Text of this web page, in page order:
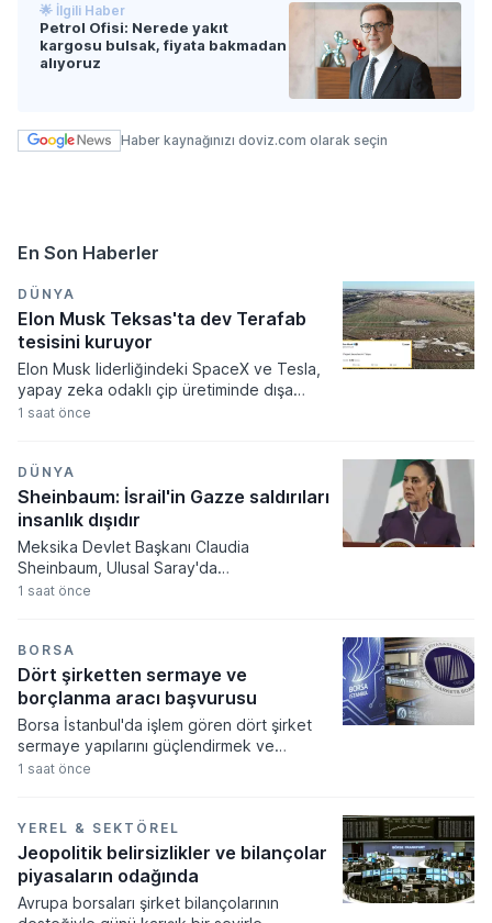
🌟 İlgili Haber
Petrol Ofisi: Nerede yakıt
kargosu bulsak, fiyata bakmadan
alıyoruz
Haber kaynağınızı doviz.com olarak seçin
En Son Haberler
DÜNYA
Elon Musk Teksas'ta dev Terafab
tesisini kuruyor
Elon Musk liderliğindeki SpaceX ve Tesla,
yapay zeka odaklı çip üretiminde dışa
bağımlılığı azaltmak amacıyla Teksas
iletken kompleksine ilk etapta 16,8 milyar
dolar tutarında devasa bir sermaye aktarımı
gerçekleştirilecek.
1 saat önce
DÜNYA
Sheinbaum: İsrail'in Gazze saldırıları
insanlık dışıdır
Meksika Devlet Başkanı Claudia
Sheinbaum, Ulusal Saray'da
gerçekleştirdiği basın toplantısında Gazze
nitelendirerek uluslararası toplumu
müdahale etmeye çağırdı. Meksika'nın
Filistin Devleti'ni tanıyan resmi tutumunu
yineleyen Sheinbaum, bölgedeki sivil
kayıpların durdurulması için ateşkes ve
uluslararası hukuka uyulması gerektiğini
vurguladı.
1 saat önce
BORSA
Dört şirketten sermaye ve
borçlanma aracı başvurusu
Borsa İstanbul'da işlem gören dört şirket
sermaye yapılarını güçlendirmek ve
stratejik hedeflerine ulaşmak amacıyla
Platformu üzerinden yapılan açıklamalara
göre 5-6 Ağustos tarihlerinde gerçekleşen
bu başvurular sermaye artırımı, tavan
yükseltimi ve borçlanma aracı ihracı gibi
önemli finansal süreçleri kapsıyor.
1 saat önce
YEREL & SEKTÖREL
Jeopolitik belirsizlikler ve bilançolar
piyasaların odağında
Avrupa borsaları şirket bilançolarının